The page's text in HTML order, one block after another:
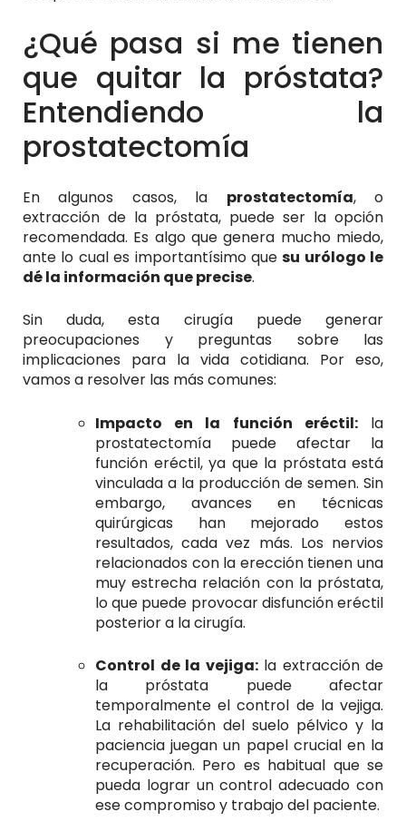
¿Qué pasa si me tienen
que quitar la próstata?
Entendiendo la
prostatectomía
En algunos casos, la prostatectomía, o
extracción de la próstata, puede ser la opción
recomendada. Es algo que genera mucho miedo,
ante lo cual es importantísimo quesu urólogo le
dé la información que precise.
Sin duda, esta cirugía puede generar
preocupaciones y preguntas sobre las
implicaciones para la vida cotidiana. Por eso,
vamos a resolver las más comunes:
Impacto en la función eréctil:la
prostatectomía puede afectar la
función eréctil, ya que la próstata está
vinculada a la producción de semen. Sin
embargo, avances en técnicas
quirúrgicas han mejorado estos
resultados, cada vez más. Los nervios
relacionados con la erección tienen una
muy estrecha relación con la próstata,
lo que puede provocar disfunción eréctil
posterior a la cirugía.
Control de la vejiga:la extracción de
la próstata puede afectar
temporalmente el control de la vejiga.
La rehabilitación del suelo pélvico y la
paciencia juegan un papel crucial en la
recuperación. Pero es habitual que se
pueda lograr un control adecuado con
ese compromiso y trabajo del paciente.